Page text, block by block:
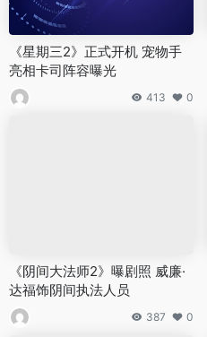
《星期三2》正式开机 宠物手
亮相卡司阵容曝光
413 0
《阴间大法师2》曝剧照 威廉·
达福饰阴间执法人员
387 0